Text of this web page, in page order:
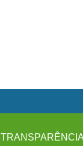
TRANSPARÊNCIA